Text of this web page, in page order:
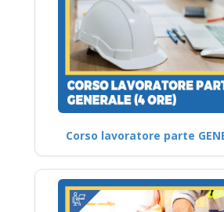
Corso lavoratore parte